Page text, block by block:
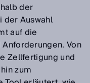
der
der Auswahl
auf die
Von
Zellfertigung und
zum